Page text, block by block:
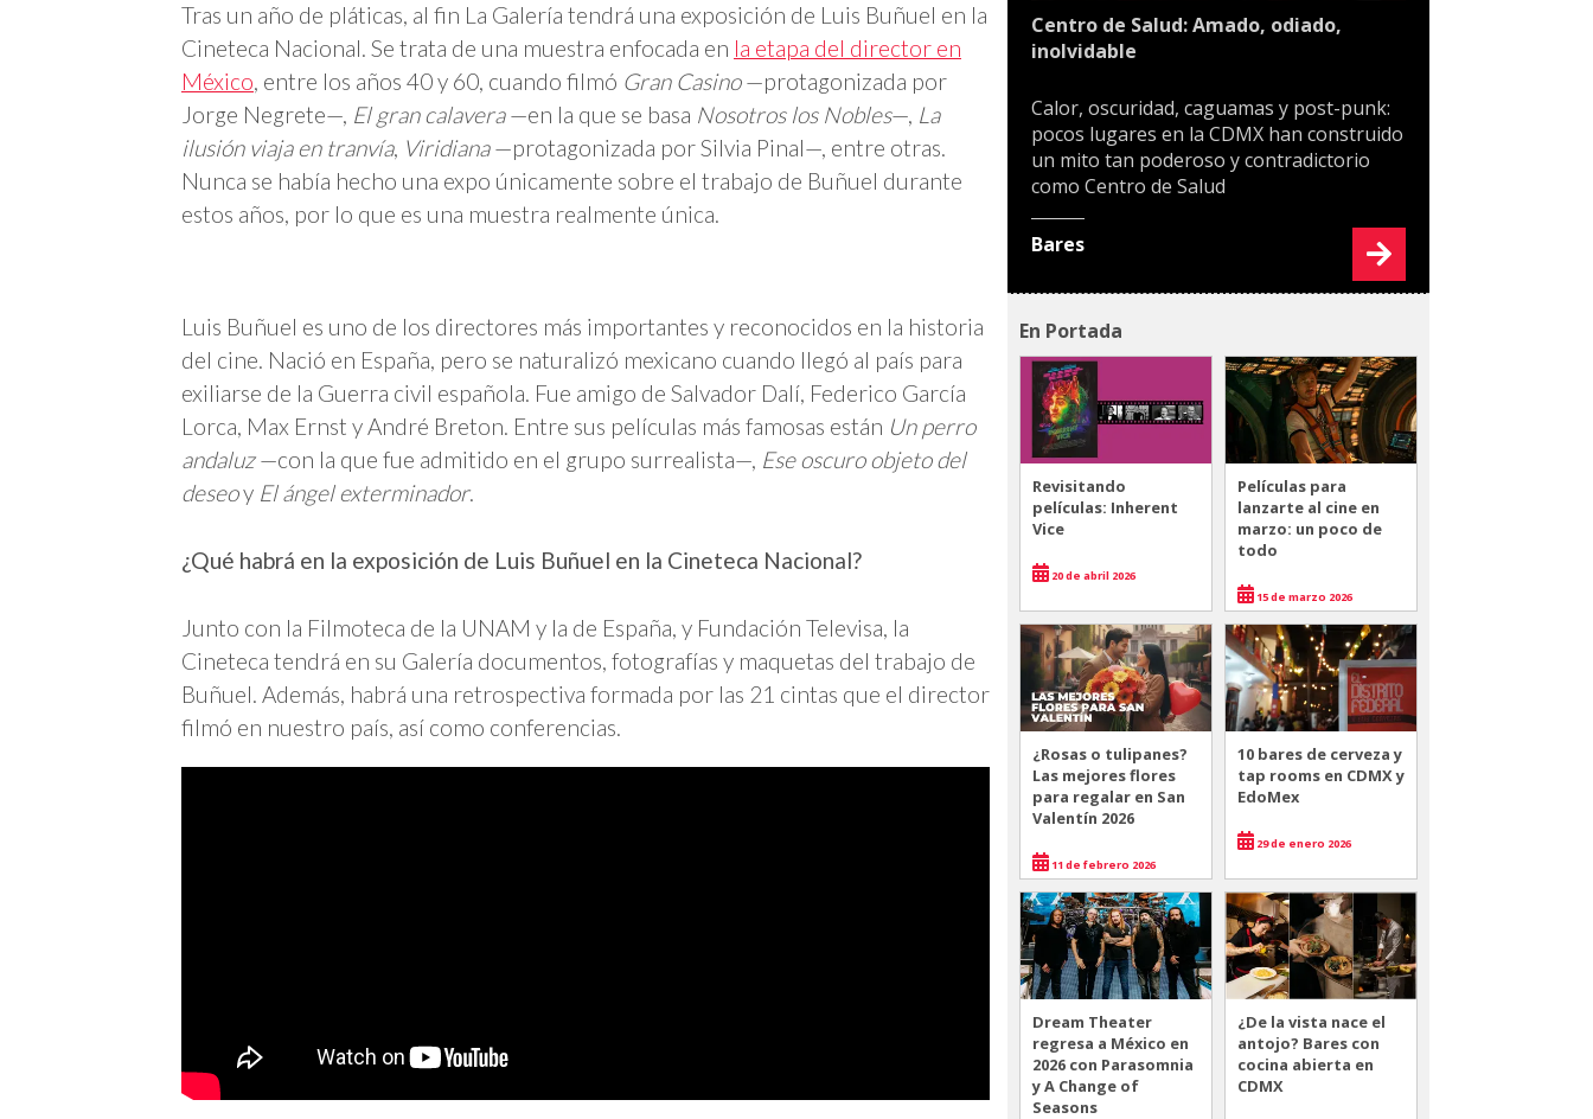
Tras un año de pláticas, al fin La Galería tendrá una exposición de Luis Buñuel en la
Cineteca Nacional. Se trata de una muestra enfocada en la etapa del director en
México, entre los años 40 y 60, cuando filmó Gran Casino—protagonizada por
Jorge Negrete—, El gran calavera—en la que se basa Nosotros los Nobles—, La
ilusión viaja en tranvía, Viridiana—protagonizada por Silvia Pinal—, entre otras.
Nunca se había hecho una expo únicamente sobre el trabajo de Buñuel durante
estos años, por lo que es una muestra realmente única.
Luis Buñuel es uno de los directores más importantes y reconocidos en la historia
del cine. Nació en España, pero se naturalizó mexicano cuando llegó al país para
exiliarse de la Guerra civil española. Fue amigo de Salvador Dalí, Federico García
Lorca, Max Ernst y André Breton. Entre sus películas más famosas están Un perro
andaluz—con la que fue admitido en el grupo surrealista—, Ese oscuro objeto del
deseoy El ángel exterminador.
¿Qué habrá en la exposición de Luis Buñuel en la Cineteca Nacional?
Junto con la Filmoteca de la UNAM y la de España, y Fundación Televisa, la
Cineteca tendrá en su Galería documentos, fotografías y maquetas del trabajo de
Buñuel. Además, habrá una retrospectiva formada por las 21 cintas que el director
filmó en nuestro país, así como conferencias.
Centro de Salud: Amado, odiado,
inolvidable
Calor, oscuridad, caguamas y post-punk:
pocos lugares en la CDMX han construido
un mito tan poderoso y contradictorio
como Centro de Salud
Bares
En Portada
Revisitando
películas: Inherent
Vice
20 de abril 2026
Películas para
lanzarte al cine en
marzo: un poco de
todo
15 de marzo 2026
¿Rosas o tulipanes?
Las mejores flores
para regalar en San
Valentín 2026
11 de febrero 2026
10 bares de cerveza y
tap rooms en CDMX y
EdoMex
29 de enero 2026
Dream Theater
regresa a México en
2026 con Parasomnia
y A Change of
Seasons
¿De la vista nace el
antojo? Bares con
cocina abierta en
CDMX